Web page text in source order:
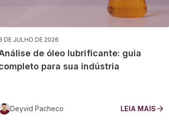
DE JULHO DE 2026
de óleo lubrificante: guia
para sua indústria
Deyvid Pacheco LEIA MAIS